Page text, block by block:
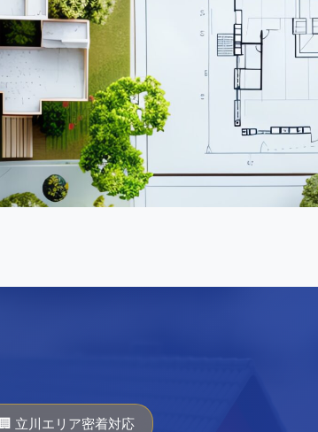
一棟投資 土地新築投資
🏢 立川エリア密着対応